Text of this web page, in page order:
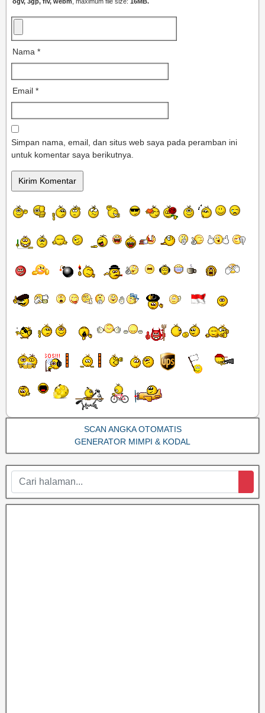
Nama *
Email *
Simpan nama, email, dan situs web saya pada peramban ini
untuk komentar saya berikutnya.
SCAN ANGKA OTOMATIS
GENERATOR MIMPI & KODAL